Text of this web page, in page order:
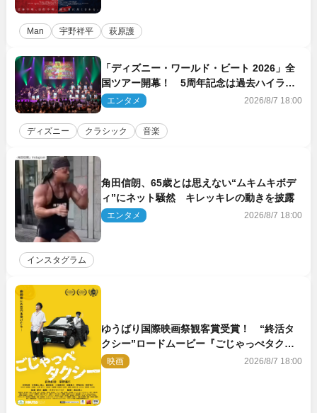
Man 宇野祥平 萩原護
「ディズニー・ワールド・ビート 2026」全
国ツアー開幕！ 5周年記念は過去ハイライ
ト＆クルーズ旅を大満喫！【潜入レポート】
エンタメ 2026/8/7 18:00
ディズニー クラシック 音楽
角田信朗、65歳とは思えない“ムキムキボデ
ィ”にネット騒然 キレッキレの動きを披露
エンタメ 2026/8/7 18:00
インスタグラム
ゆうばり国際映画祭観客賞受賞！ “終活タ
クシー”ロードムービー『ごじゃっぺタクシ
ー』10月公開＆予告解禁
映画 2026/8/7 18:00